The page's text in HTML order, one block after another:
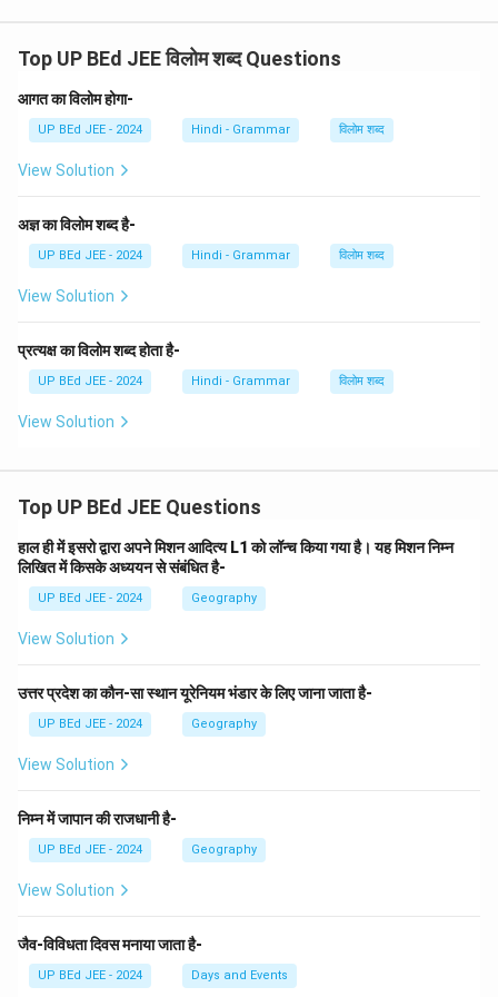
विश्लेषण से स्पष्ट है कि 'अकिंचन-गरीब' एक विलोम युग्म नहीं है, बल्कि
(C)अकिंचन
Top UP BEd JEE विलोम शब्द Questions
आगत का विलोम होगा-
UP BEd JEE - 2024 Hindi - Grammar विलोम शब्द
View Solution
अज्ञ का विलोम शब्द है-
UP BEd JEE - 2024 Hindi - Grammar विलोम शब्द
View Solution
प्रत्यक्ष का विलोम शब्द होता है-
UP BEd JEE - 2024 Hindi - Grammar विलोम शब्द
View Solution
Top UP BEd JEE Questions
हाल ही में इसरो द्वारा अपने मिशन आदित्य L1 को लॉन्च किया गया है। यह मिशन निम्न
लिखित में किसके अध्ययन से संबंधित है-
UP BEd JEE - 2024 Geography
View Solution
उत्तर प्रदेश का कौन-सा स्थान यूरेनियम भंडार के लिए जाना जाता है-
UP BEd JEE - 2024 Geography
View Solution
निम्न में जापान की राजधानी है-
UP BEd JEE - 2024 Geography
View Solution
जैव-विविधता दिवस मनाया जाता है-
UP BEd JEE - 2024 Days and Events